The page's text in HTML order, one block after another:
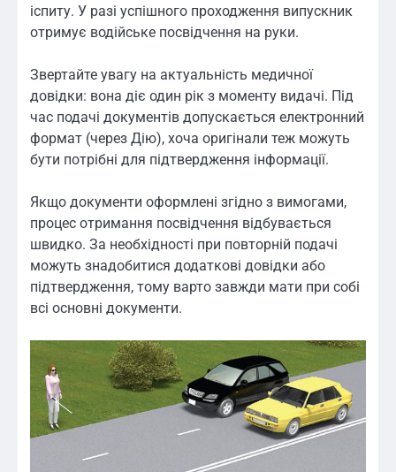
іспиту. У разі успішного проходження випускник
отримує водійське посвідчення на руки.
Звертайте увагу на актуальність медичної
довідки: вона діє один рік з моменту видачі. Під
час подачі документів допускається електронний
формат (через Дію), хоча оригінали теж можуть
бути потрібні для підтвердження інформації.
Якщо документи оформлені згідно з вимогами,
процес отримання посвідчення відбувається
швидко. За необхідності при повторній подачі
можуть знадобитися додаткові довідки або
підтвердження, тому варто завжди мати при собі
всі основні документи.